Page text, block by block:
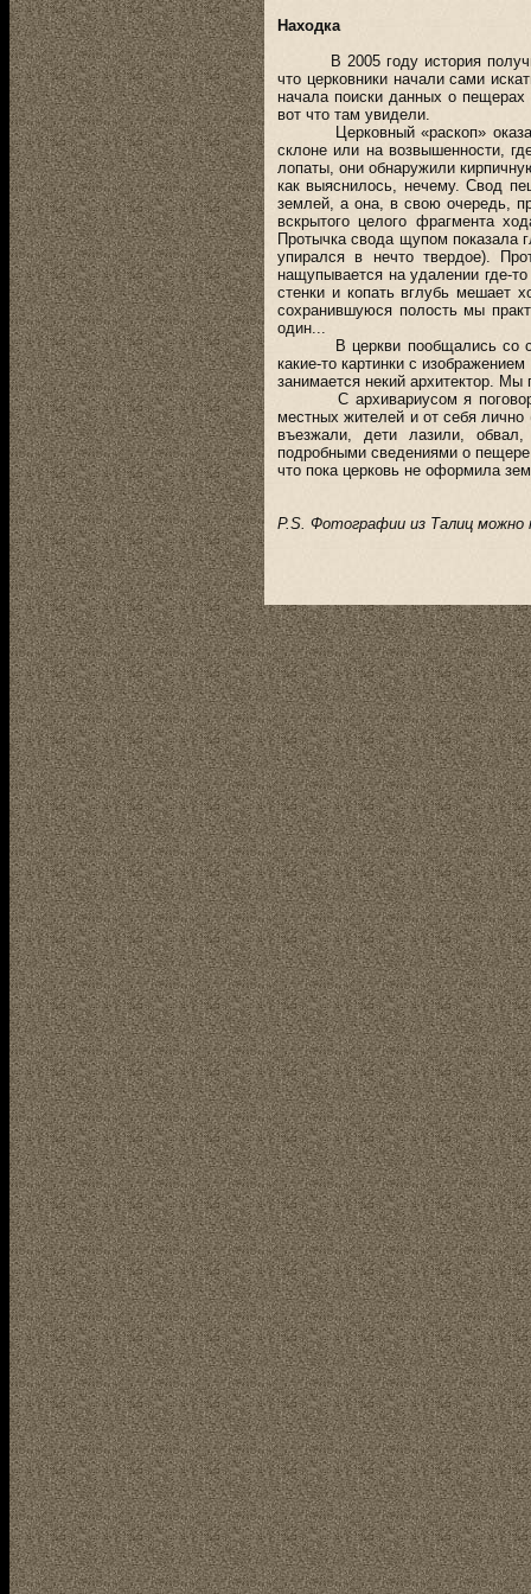
Находка
В 2005 году история
что церковники начали сами
начала поиски данных о
вот что там увидели.
Церковный «раскоп»
склоне или на возвышенности,
лопаты, они обнаружили
как выяснилось, нечему. Свод
землей, а она, в свою очередь,
вскрытого целого фрагмента
Протычка свода щупом показала
упирался в нечто твердое).
нащупывается на удалении где-
стенки и копать вглубь мешает
сохранившуюся полость мы
один...
В церкви пообщались со
какие-то картинки с
занимается некий архитектор.
С архивариусом я поговорил
местных жителей и от себя
въезжали, дети лазили,
подробными сведениями о
что пока церковь не оформила
P.S. Фотографии из Талиц